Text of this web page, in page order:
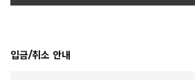
입금/취소 안내